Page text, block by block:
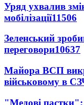
Уряд ухвалив
мобілізації11506
Зеленський
переговори10637
Майора ВСП
військовому в
"Медові